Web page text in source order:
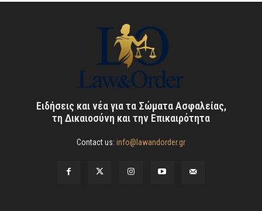
Ειδήσεις και νέα για τα Σώματα Ασφαλείας,
τη Δικαιοσύνη και την Επικαιρότητα
Contact us: info@lawandorder.gr